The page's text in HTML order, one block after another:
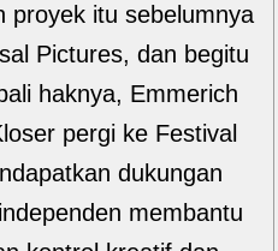
proyek itu sebelumnya
Pictures, dan begitu
haknya, Emmerich
pergi ke Festival
dukungan
membantu